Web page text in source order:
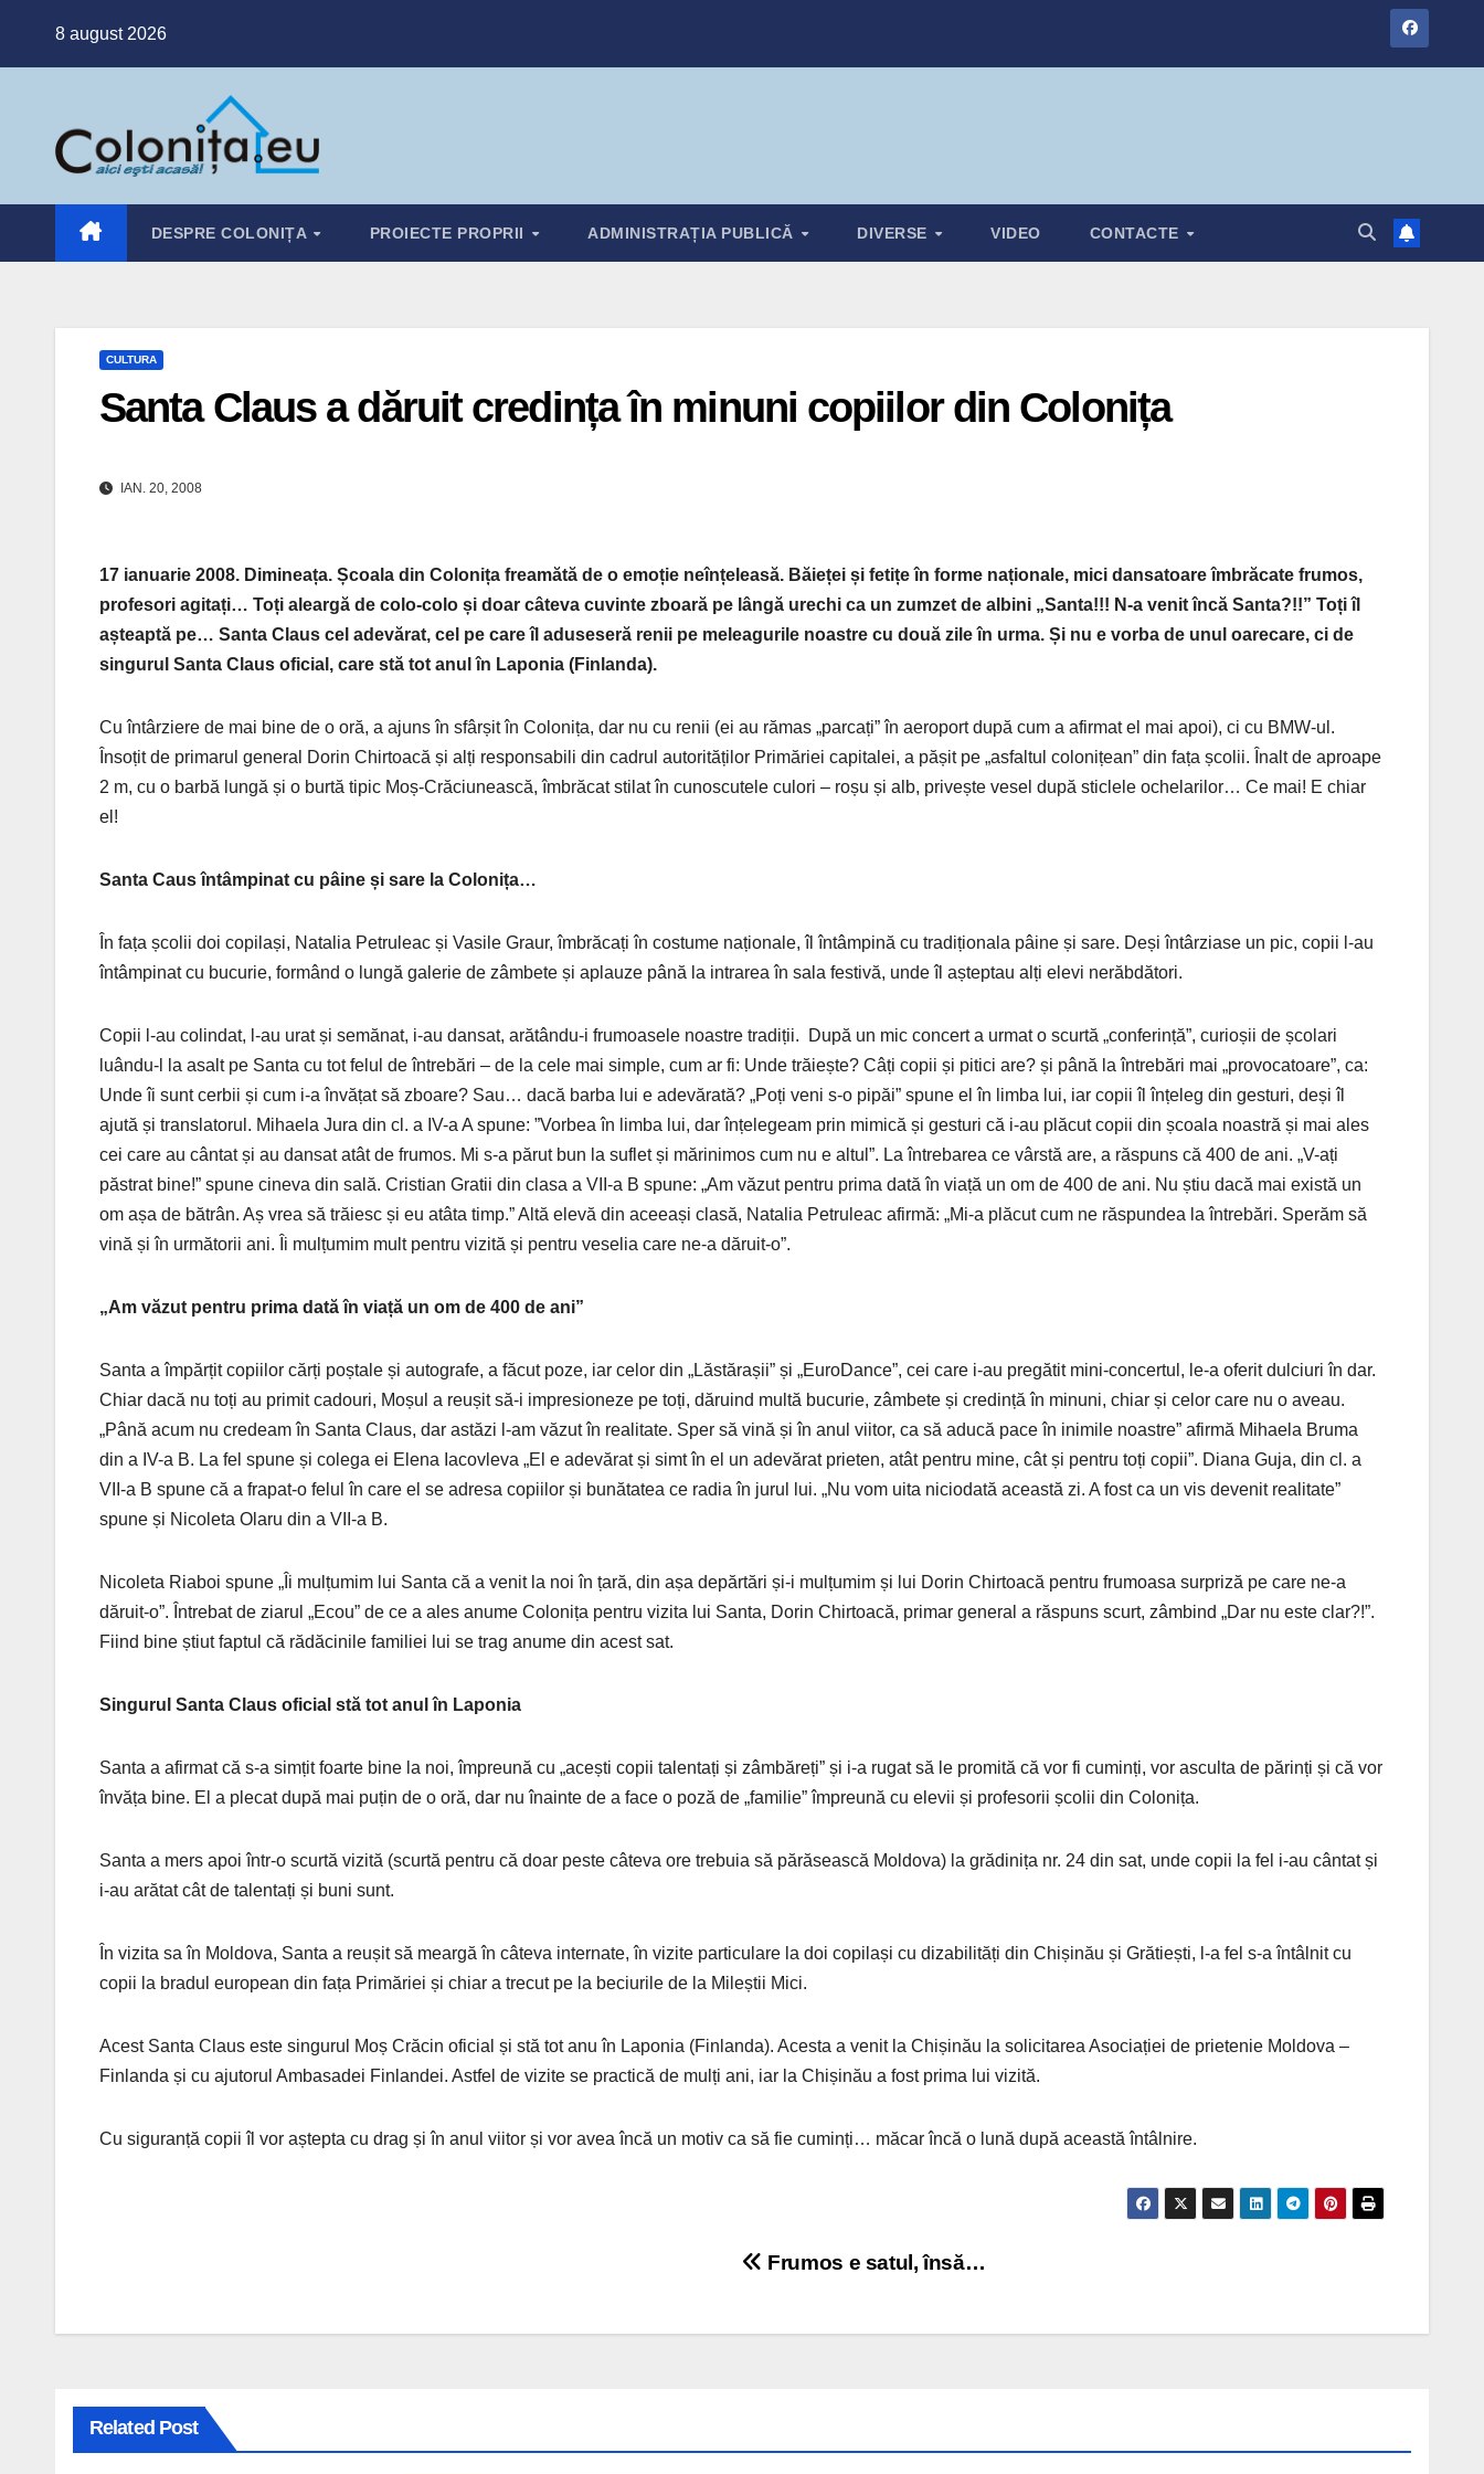
8 august 2026
DESPRE COLONIȚA PROIECTE PROPRII ADMINISTRAȚIA PUBLICĂ DIVERSE VIDEO CONTACTE
CULTURA
Santa Claus a dăruit credința în minuni copiilor din Colonița
IAN. 20, 2008
17 ianuarie 2008. Dimineața. Școala din Colonița freamătă de o emoție neînțeleasă. Băieței și fetițe în forme naționale, mici dansatoare îmbrăcate frumos,
profesori agitați… Toți aleargă de colo-colo și doar câteva cuvinte zboară pe lângă urechi ca un zumzet de albini „Santa!!! N-a venit încă Santa?!!” Toți îl
așteaptă pe… Santa Claus cel adevărat, cel pe care îl aduseseră renii pe meleagurile noastre cu două zile în urma. Și nu e vorba de unul oarecare, ci de
singurul Santa Claus oficial, care stă tot anul în Laponia (Finlanda).
Cu întârziere de mai bine de o oră, a ajuns în sfârșit în Colonița, dar nu cu renii (ei au rămas „parcați” în aeroport după cum a afirmat el mai apoi), ci cu BMW-ul.
Însoțit de primarul general Dorin Chirtoacă și alți responsabili din cadrul autorităților Primăriei capitalei, a pășit pe „asfaltul colonițean” din fața școlii. Înalt de aproape
2 m, cu o barbă lungă și o burtă tipic Moș-Crăciunească, îmbrăcat stilat în cunoscutele culori – roșu și alb, privește vesel după sticlele ochelarilor… Ce mai! E chiar
el!
Santa Caus întâmpinat cu pâine și sare la Colonița…
În fața școlii doi copilași, Natalia Petruleac și Vasile Graur, îmbrăcați în costume naționale, îl întâmpină cu tradiționala pâine și sare. Deși întârziase un pic, copii l-au
întâmpinat cu bucurie, formând o lungă galerie de zâmbete și aplauze până la intrarea în sala festivă, unde îl așteptau alți elevi nerăbdători.
Copii l-au colindat, l-au urat și semănat, i-au dansat, arătându-i frumoasele noastre tradiții. După un mic concert a urmat o scurtă „conferință”, curioșii de școlari
luându-l la asalt pe Santa cu tot felul de întrebări – de la cele mai simple, cum ar fi: Unde trăiește? Câți copii și pitici are? și până la întrebări mai „provocatoare”, ca:
Unde îi sunt cerbii și cum i-a învățat să zboare? Sau… dacă barba lui e adevărată? „Poți veni s-o pipăi” spune el în limba lui, iar copii îl înțeleg din gesturi, deși îl
ajută și translatorul. Mihaela Jura din cl. a IV-a A spune: ”Vorbea în limba lui, dar înțelegeam prin mimică și gesturi că i-au plăcut copii din școala noastră și mai ales
cei care au cântat și au dansat atât de frumos. Mi s-a părut bun la suflet și mărinimos cum nu e altul”. La întrebarea ce vârstă are, a răspuns că 400 de ani. „V-ați
păstrat bine!” spune cineva din sală. Cristian Gratii din clasa a VII-a B spune: „Am văzut pentru prima dată în viață un om de 400 de ani. Nu știu dacă mai există un
om așa de bătrân. Aș vrea să trăiesc și eu atâta timp.” Altă elevă din aceeași clasă, Natalia Petruleac afirmă: „Mi-a plăcut cum ne răspundea la întrebări. Sperăm să
vină și în următorii ani. Îi mulțumim mult pentru vizită și pentru veselia care ne-a dăruit-o”.
„Am văzut pentru prima dată în viață un om de 400 de ani”
Santa a împărțit copiilor cărți poștale și autografe, a făcut poze, iar celor din „Lăstărașii” și „EuroDance”, cei care i-au pregătit mini-concertul, le-a oferit dulciuri în dar.
Chiar dacă nu toți au primit cadouri, Moșul a reușit să-i impresioneze pe toți, dăruind multă bucurie, zâmbete și credință în minuni, chiar și celor care nu o aveau.
„Până acum nu credeam în Santa Claus, dar astăzi l-am văzut în realitate. Sper să vină și în anul viitor, ca să aducă pace în inimile noastre” afirmă Mihaela Bruma
din a IV-a B. La fel spune și colega ei Elena Iacovleva „El e adevărat și simt în el un adevărat prieten, atât pentru mine, cât și pentru toți copii”. Diana Guja, din cl. a
VII-a B spune că a frapat-o felul în care el se adresa copiilor și bunătatea ce radia în jurul lui. „Nu vom uita niciodată această zi. A fost ca un vis devenit realitate”
spune și Nicoleta Olaru din a VII-a B.
Nicoleta Riaboi spune „Îi mulțumim lui Santa că a venit la noi în țară, din așa depărtări și-i mulțumim și lui Dorin Chirtoacă pentru frumoasa surpriză pe care ne-a
dăruit-o”. Întrebat de ziarul „Ecou” de ce a ales anume Colonița pentru vizita lui Santa, Dorin Chirtoacă, primar general a răspuns scurt, zâmbind „Dar nu este clar?!”.
Fiind bine știut faptul că rădăcinile familiei lui se trag anume din acest sat.
Singurul Santa Claus oficial stă tot anul în Laponia
Santa a afirmat că s-a simțit foarte bine la noi, împreună cu „acești copii talentați și zâmbăreți” și i-a rugat să le promită că vor fi cuminți, vor asculta de părinți și că vor
învăța bine. El a plecat după mai puțin de o oră, dar nu înainte de a face o poză de „familie” împreună cu elevii și profesorii școlii din Colonița.
Santa a mers apoi într-o scurtă vizită (scurtă pentru că doar peste câteva ore trebuia să părăsească Moldova) la grădinița nr. 24 din sat, unde copii la fel i-au cântat și
i-au arătat cât de talentați și buni sunt.
În vizita sa în Moldova, Santa a reușit să meargă în câteva internate, în vizite particulare la doi copilași cu dizabilități din Chișinău și Grătiești, l-a fel s-a întâlnit cu
copii la bradul european din fața Primăriei și chiar a trecut pe la beciurile de la Mileștii Mici.
Acest Santa Claus este singurul Moș Crăcin oficial și stă tot anu în Laponia (Finlanda). Acesta a venit la Chișinău la solicitarea Asociației de prietenie Moldova –
Finlanda și cu ajutorul Ambasadei Finlandei. Astfel de vizite se practică de mulți ani, iar la Chișinău a fost prima lui vizită.
Cu siguranță copii îl vor aștepta cu drag și în anul viitor și vor avea încă un motiv ca să fie cuminți… măcar încă o lună după această întâlnire.
Frumos e satul, însă…
Related Post